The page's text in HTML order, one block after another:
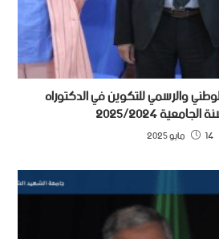
والرسمي للتكوين في الدكتوراه
2025/2024
14 مايو 2025